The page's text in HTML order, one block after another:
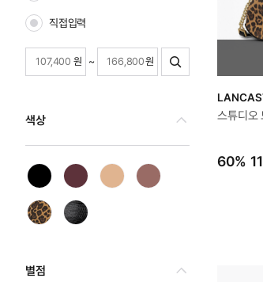
직접입력
원 ~ 원
색상
별점
스튜디오
60%